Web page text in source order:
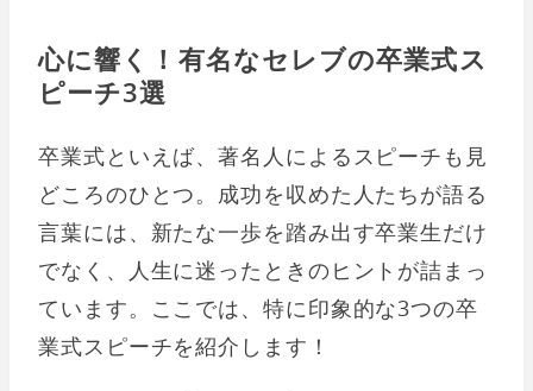
心に響く！有名なセレブの卒業式ス
ピーチ3選
卒業式といえば、著名人によるスピーチも見
どころのひとつ。成功を収めた人たちが語る
言葉には、新たな一歩を踏み出す卒業生だけ
でなく、人生に迷ったときのヒントが詰まっ
ています。ここでは、特に印象的な3つの卒
業式スピーチを紹介します！